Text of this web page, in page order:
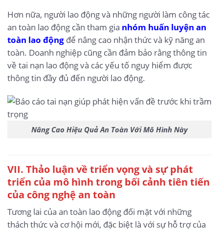
Hơn nữa, người lao động và những người làm công tác
an toàn lao động cần tham gia nhóm huấn luyện an
toàn lao động để nâng cao nhận thức và kỹ năng an
toàn. Doanh nghiệp cũng cần đảm bảo rằng thông tin
về tai nạn lao động và các yếu tố nguy hiểm được
thông tin đầy đủ đến người lao động.
Nâng Cao Hiệu Quả An Toàn Với Mô Hình Này
VII. Thảo luận về triển vọng và sự phát
triển của mô hình trong bối cảnh tiên tiến
của công nghệ an toàn
Tương lai của an toàn lao động đối mặt với những
thách thức và cơ hội mới, đặc biệt là với sự hỗ trợ của